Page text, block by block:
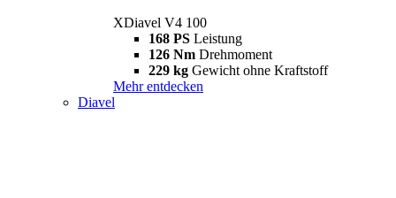
XDiavel V4 100
168 PS Leistung
126 Nm Drehmoment
229 kg Gewicht ohne Kraftstoff
Mehr entdecken
Diavel